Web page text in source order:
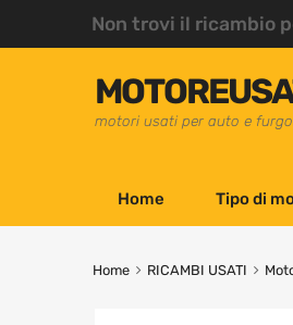
Non trovi il ricambio
motori usati per auto e
Home Tipo di
Home RICAMBI USATI